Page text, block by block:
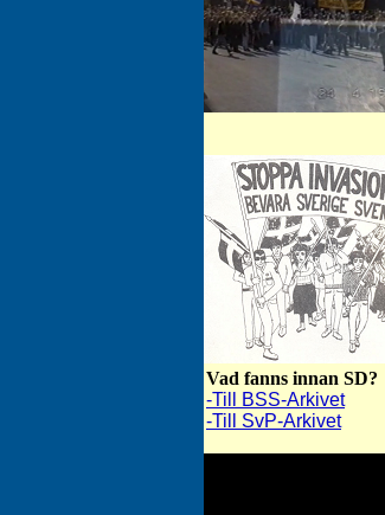
Vad fanns innan SD?
-Till BSS-Arkivet
-Till SvP-Arkivet